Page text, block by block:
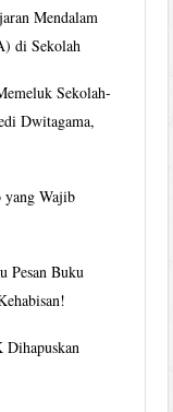
Mendalam
di Sekolah
Sekolah-
Dwitagama,
yang Wajib
Pesan Buku
Dihapuskan